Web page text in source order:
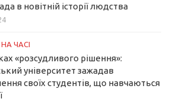
в новітній історії людства
НА ЧАСІ
«розсудливого рішення»:
університет зажадав
своїх студентів, що навчаються